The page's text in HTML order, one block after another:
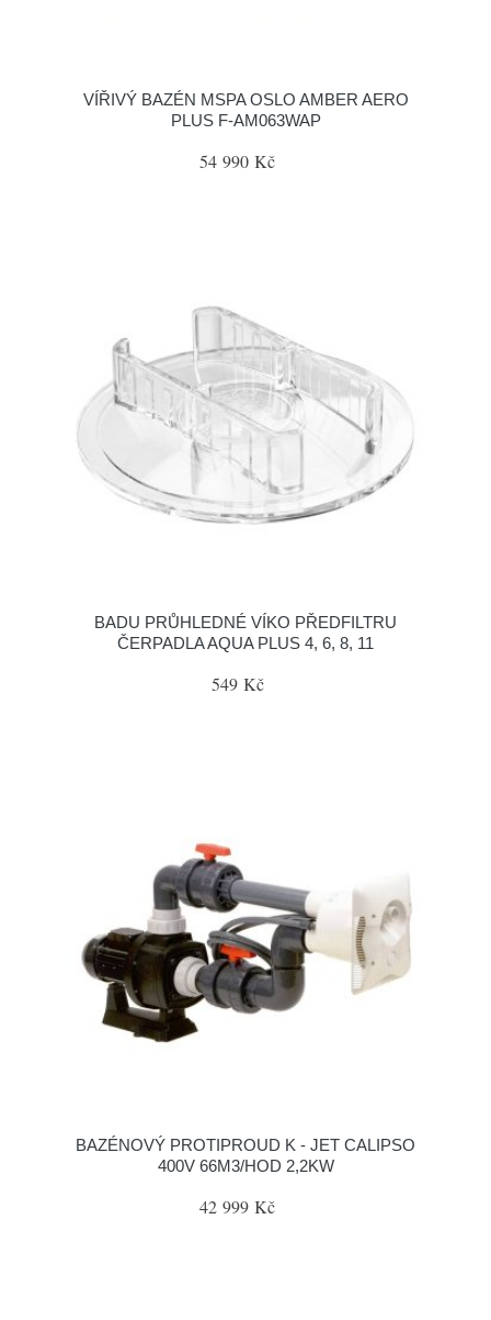
VÍŘIVÝ BAZÉN MSPA OSLO AMBER AERO
PLUS F-AM063WAP
54 990 Kč
BADU PRŮHLEDNÉ VÍKO PŘEDFILTRU
ČERPADLA AQUA PLUS 4, 6, 8, 11
549 Kč
BAZÉNOVÝ PROTIPROUD K - JET CALIPSO
400V 66M3/HOD 2,2KW
42 999 Kč